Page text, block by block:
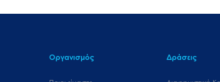
Οργανισμός Δράσεις